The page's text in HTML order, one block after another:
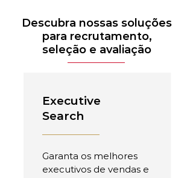
Descubra nossas soluções
para recrutamento,
seleção e avaliação
Executive
Search
Garanta os melhores
executivos de vendas e